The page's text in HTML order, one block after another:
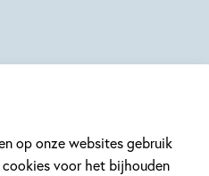
op onze websites gebruik
voor het bijhouden